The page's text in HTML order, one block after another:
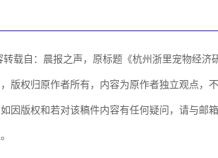
转载自：晨报之声，原标题《杭州浙里宠物经
版权归原作者所有，内容为原作者独立观点，
因版权和若对该稿件内容有任何疑问，请与邮